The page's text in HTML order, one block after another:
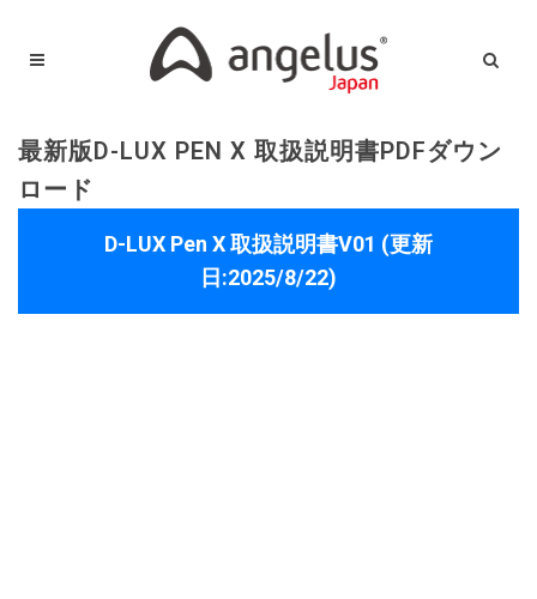
最新版D-LUX PEN X 取扱説明書PDFダウン
ロード
D-LUX Pen X 取扱説明書V01 (更新
日:2025/8/22)